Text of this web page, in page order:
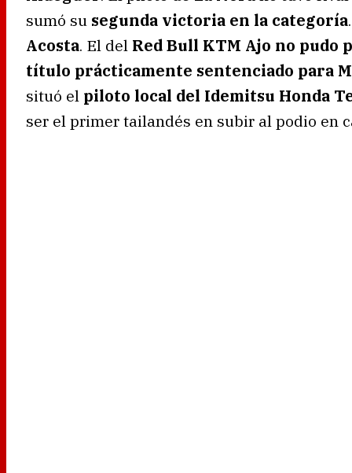
sumó su segunda victoria en la categoría
Acosta. El del Red Bull KTM Ajo no pudo
título prácticamente sentenciado para
situó el piloto local del Idemitsu Honda
ser el primer tailandés en subir al podio en